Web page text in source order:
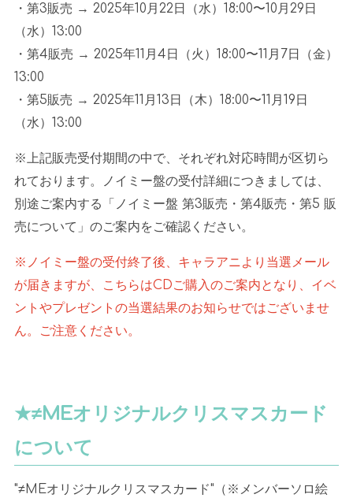
・第3販売 → 2025年10月22日（水）18:00〜10月29日
（水）13:00
・第4販売 → 2025年11月4日（火）18:00〜11月7日（金）
13:00
・第5販売 → 2025年11月13日（木）18:00〜11月19日
（水）13:00
※上記販売受付期間の中で、それぞれ対応時間が区切ら
れております。ノイミー盤の受付詳細につきましては、
別途ご案内する「ノイミー盤 第3販売・第4販売・第5 販
売について」のご案内をご確認ください。
※ノイミー盤の受付終了後、キャラアニより当選メール
が届きますが、こちらはCDご購入のご案内となり、イベ
ントやプレゼントの当選結果のお知らせではございませ
ん。ご注意ください。
★≠MEオリジナルクリスマスカード
について
"≠MEオリジナルクリスマスカード"（※メンバーソロ絵